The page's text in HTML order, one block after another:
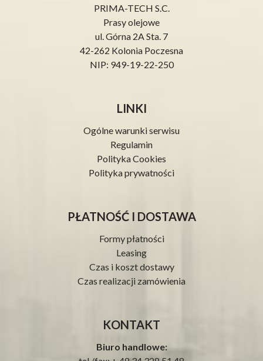
PRIMA-TECH S.C.
Prasy olejowe
ul. Górna 2A Sta. 7
42-262 Kolonia Poczesna
NIP: 949-19-22-250
LINKI
Ogólne warunki serwisu
Regulamin
Polityka Cookies
Polityka prywatności
PŁATNOŚĆ I DOSTAWA
Formy płatności
Leasing
Czas i koszt dostawy
Czas realizacji zamówienia
KONTAKT
Biuro handlowe: